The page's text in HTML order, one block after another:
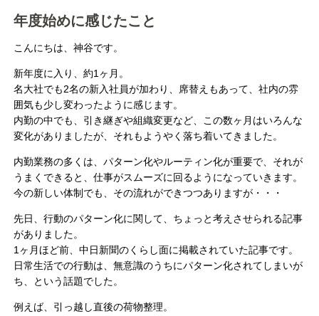
年度始めに感じたこと
こんにちは、神谷です。
新年度に入り、約1ヶ月。
名大社でも2名の新入社員が加わり、席替えもあって、社内の雰
囲気も少し変わったように感じます。
内勤の中でも、引き継ぎや組織変更など、この数ヶ月はいろんな
変化がありましたが、それもようやく落ち着いてきました。
内勤業務の多くは、パターン化やルーティン化が重要で、それが
うまくできると、仕事がスムーズに回るようになっていきます。
今の新しい体制でも、その流れができつつありますが・・・
先日、行動のパターン化に関して、ちょっと考えさせられる記事
がありました。
1ヶ月ほど前、中日新聞のくらし面に掲載されていた記事です。
日常生活での行動は、無意識のうちにパターン化されてしまいが
ち、という話題でした。
例えば、引っ越し直後の荷物整理。